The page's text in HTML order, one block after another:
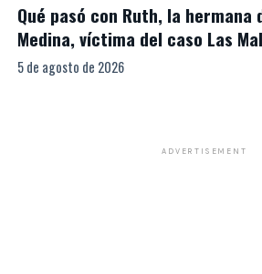
Qué pasó con Ruth, la hermana
Medina, víctima del caso Las
5 de agosto de 2026
ADVERTISEMENT